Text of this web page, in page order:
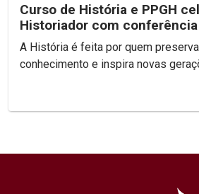
Curso de História e PPGH
Historiador com conferência
inaugural do semestre
A História é feita por quem